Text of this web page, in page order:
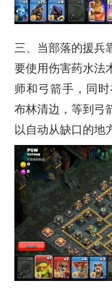
三、当部落的援兵
要使用伤害药水法
师和弓箭手，同
布林清边，等到弓
以自动从缺口的地